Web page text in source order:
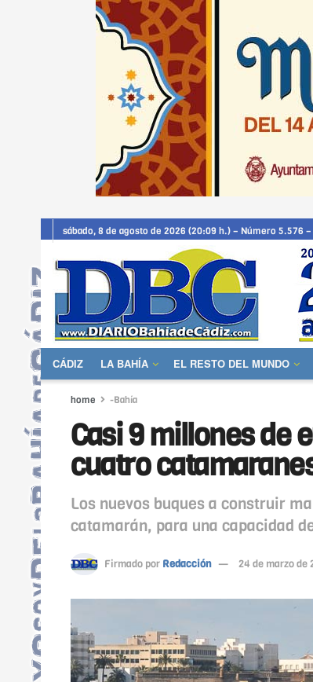
sábado, 8 de agosto de 2026 (20:09 h.) – Número 5.576
CÁDIZ LA BAHÍA EL RESTO DEL MUNDO
home -Bahía
Casi 9 millones de
cuatro
Los nuevos buques a construir
catamarán, para una capacidad
Firmado por Redacción 24 de marzo de